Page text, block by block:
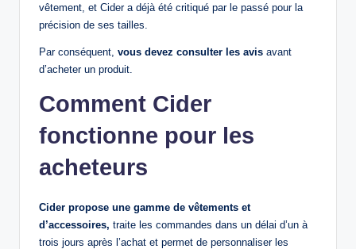
vêtement, et Cider a déjà été critiqué par le passé pour la
précision de ses tailles.
Par conséquent, vous devez consulter les avis avant
d’acheter un produit.
Comment Cider
fonctionne pour les
acheteurs
Cider propose une gamme de vêtements et
d’accessoires, traite les commandes dans un délai d’un à
trois jours après l’achat et permet de personnaliser les